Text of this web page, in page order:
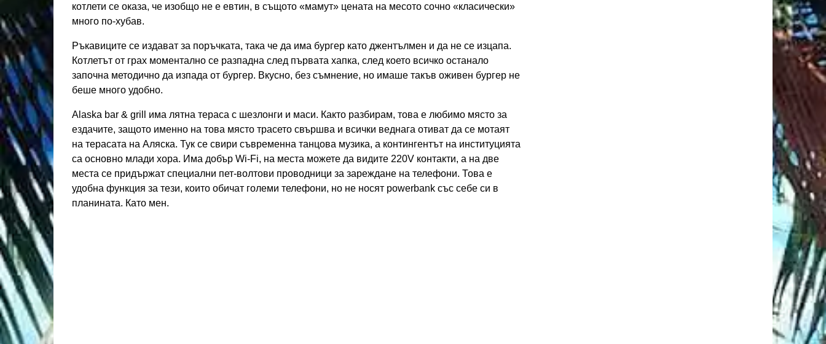
котлети се оказа, че изобщо не е евтин, в същото «мамут» цената на месото сочно «класически»
много по-хубав.
Ръкавиците се издават за поръчката, така че да има бургер като джентълмен и да не се изцапа.
Котлетът от грах моментално се разпадна след първата хапка, след което всичко останало
започна методично да изпада от бургер. Вкусно, без съмнение, но имаше такъв оживен бургер не
беше много удобно.
Alaska bar & grill има лятна тераса с шезлонги и маси. Както разбирам, това е любимо място за
ездачите, защото именно на това място трасето свършва и всички веднага отиват да се мотаят
на терасата на Аляска. Тук се свири съвременна танцова музика, а контингентът на институцията
са основно млади хора. Има добър Wi-Fi, на места можете да видите 220V контакти, а на две
места се придържат специални пет-волтови проводници за зареждане на телефони. Това е
удобна функция за тези, които обичат големи телефони, но не носят powerbank със себе си в
планината. Като мен.